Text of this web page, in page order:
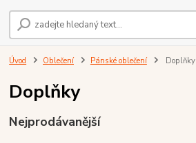
Úvod Oblečení Pánské oblečení Doplňky
Doplňky
Nejprodávanější